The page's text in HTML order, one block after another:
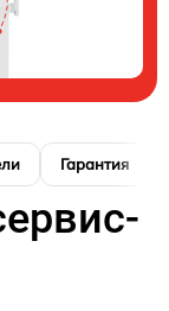
Гарантия